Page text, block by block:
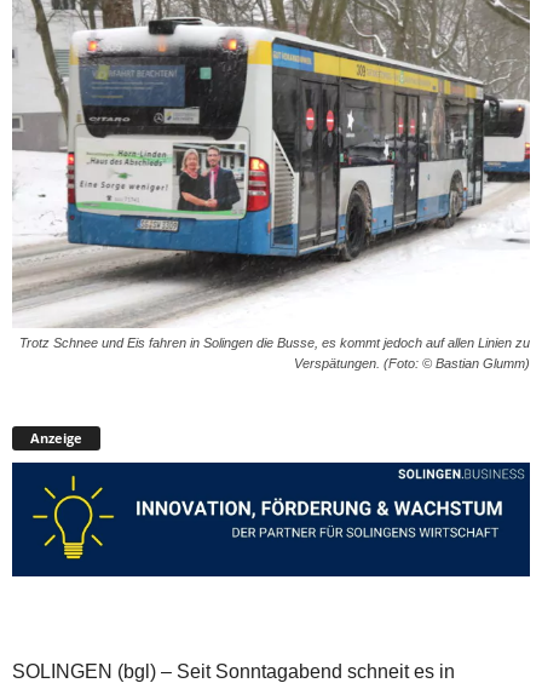
Trotz Schnee und Eis fahren in Solingen die Busse, es kommt jedoch auf allen Linien zu
Verspätungen. (Foto: © Bastian Glumm)
Anzeige
SOLINGEN (bgl) – Seit Sonntagabend schneit es in